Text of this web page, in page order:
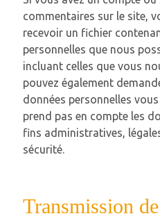
commentaires sur le site,
recevoir un fichier
personnelles que nous
incluant celles que vous
pouvez également
données personnelles
prend pas en compte les
fins administratives,
sécurité.
Transmission